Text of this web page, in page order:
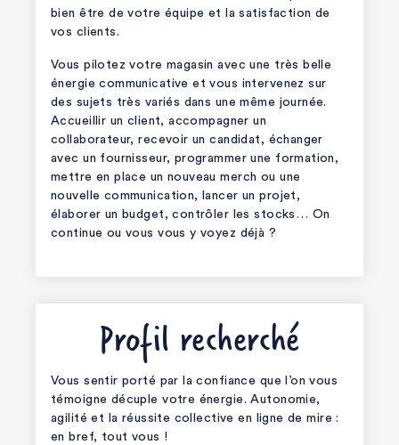
bien être de votre équipe et la satisfaction de
vos clients.
Vous pilotez votre magasin avec une très belle
énergie communicative et vous intervenez sur
des sujets très variés dans une même journée.
Accueillir un client, accompagner un
collaborateur, recevoir un candidat, échanger
avec un fournisseur, programmer une formation,
mettre en place un nouveau merch ou une
nouvelle communication, lancer un projet,
élaborer un budget, contrôler les stocks… On
continue ou vous vous y voyez déjà ?
Profil recherché
Vous sentir porté par la confiance que l’on vous
témoigne décuple votre énergie. Autonomie,
agilité et la réussite collective en ligne de mire :
en bref, tout vous !